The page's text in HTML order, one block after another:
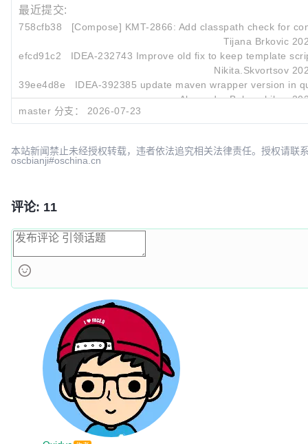
最近提交:
758cfb38
[Compose] KMT-2866: Add classpath check for
Tijana Brkovic
efcd91c2
IDEA-232743 Improve old fix to keep template
Nikita.Skvortsov
39ee4d8e
IDEA-392385 update maven wrapper version in
Alexander Bubenchikov
master 分支：
2026-07-23
本站新闻禁止未经授权转载，违者依法追究相关法律责任。授权请联
oscbianji#oschina.cn
评论: 11